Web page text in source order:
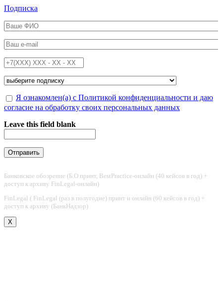
Перейти к основному содержанию
Подписка
ФИО*
Email*
Телефон*
Подписка на*
Обработка персональных данных*
Я ознакомлен(а) с Политикой конфиденциальности и даю
согласие на обработку своих персональных данных
Leave this field blank
Банковское обозрение (Б.О принт, BestPractice-онлайн (40 кейсов в год) +
доступ к архиву FinLegal-онлайн)
FinLegal ( FinLegal (раз в полугодие) принт и онлайн (60 кейсов в год) +
доступ к архиву (БанкНадзор)
X